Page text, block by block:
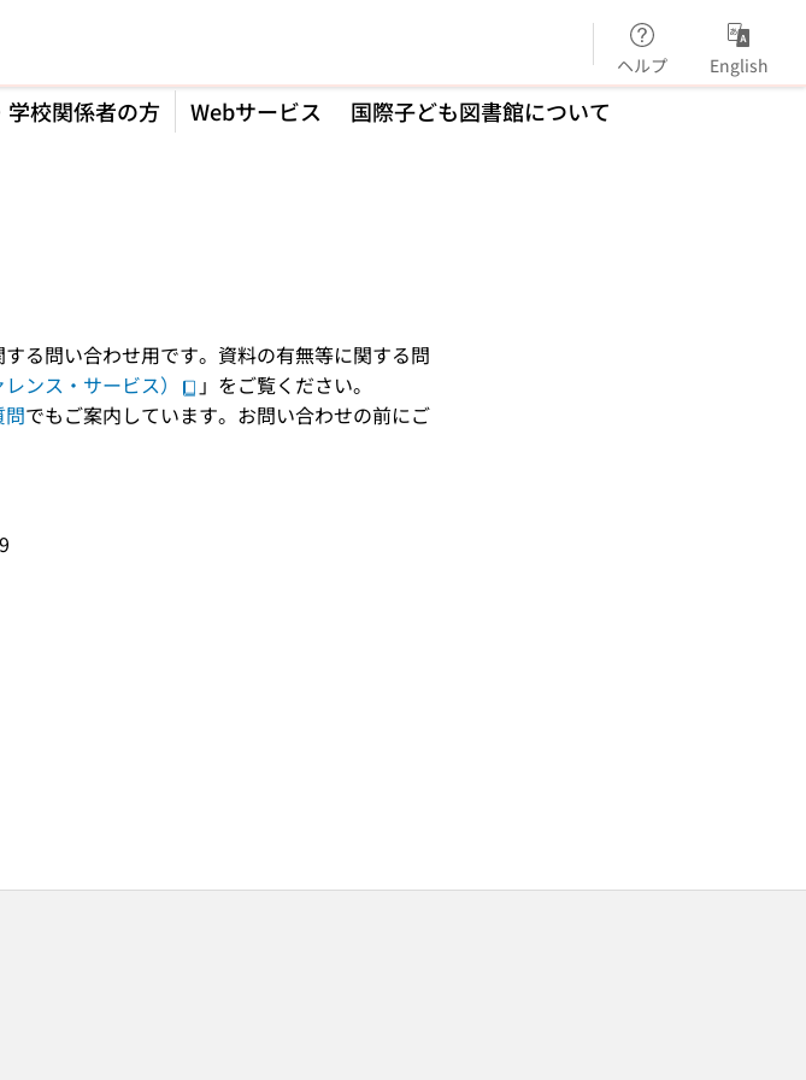
ヘルプ English
学校関係者の方 Webサービス 国際子ども図書館について
る問い合わせ用です。資料の有無等に関する問
ンス・サービス）
」をご覧ください。
問でもご案内しています。お問い合わせの前にご